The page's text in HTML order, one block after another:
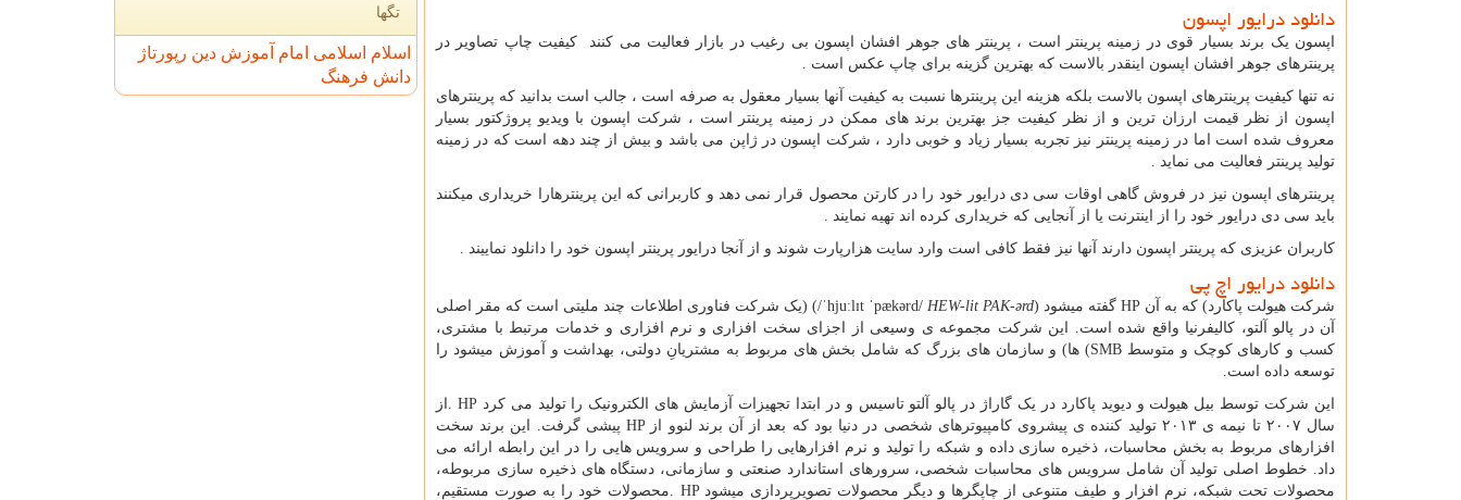
دانلود درایور اپسون
اپسون یک برند بسیار قوی در زمینه پرینتر است ، پرینتر های جوهر افشان اپسون بی رغیب در بازار فعالیت می کنند کیفیت چاپ تصاویر در
پرینترهای جوهر افشان اپسون اینقدر بالاست که بهترین گزینه برای چاپ عکس است .
نه تنها کیفیت پرینترهای اپسون بالاست بلکه هزینه این پرینترها نسبت به کیفیت آنها بسیار معقول به صرفه است ، جالب است بدانید که پرینترهای
اپسون از نظر قیمت ارزان ترین و از نظر کیفیت جز بهترین برند های ممکن در زمینه پرینتر است ، شرکت اپسون با ویدیو پروژکتور بسیار
معروف شده است اما در زمینه پرینتر نیز تجربه بسیار زیاد و خوبی دارد ، شرکت اپسون در ژاپن می باشد و بیش از چند دهه است که در زمینه
تولید پرینتر فعالیت می نماید .
پرینترهای اپسون نیز در فروش گاهی اوقات سی دی درایور خود را در کارتن محصول قرار نمی دهد و کاربرانی که این پرینترهارا خریداری میکنند
باید سی دی درایور خود را از اینترنت یا از آنجایی که خریداری کرده اند تهیه نمایند .
کاربران عزیزی که پرینتر اپسون دارند آنها نیز فقط کافی است وارد سایت هزارپارت شوند و از آنجا درایور پرینتر اپسون خود را دانلود نماییند .
دانلود درایور اچ پی
شرکت هیولت پاکارد(که به آن HP گفته میشود ) (/ˈhjuːlɪt ˈpækərd/HEW-lit PAK-ərd)
یک شرکت فناوری اطلاعات چند ملیتی است که مقر اصلی
آن در پالو آلتو، کالیفرنیا واقع شده است. این شرکت مجموعه ی وسیعی از اجزای سخت افزاری و نرم افزاری و خدمات مرتبط با مشتری،
کسب و کارهای کوچک و متوسط (SMB ها) و سازمان های بزرگ که شامل بخش های مربوط به مشتریانِ دولتی، بهداشت و آموزش میشود را
توسعه داده است.
این شرکت توسط بیل هیولت و دیوید پاکارد در یک گاراژ در پالو آلتو تاسیس و در ابتدا تجهیزات آزمایش های الکترونیک را تولید می کرد . HP از
سال ۲۰۰۷ تا نیمه ی ۲۰۱۳ تولید کننده ی پیشروی کامپیوترهای شخصی در دنیا بود که بعد از آن برند لنوو از
HP پیشی گرفت. این برند سخت
افزارهای مربوط به بخش محاسبات، ذخیره سازی داده و شبکه را تولید و نرم افزارهایی را طراحی و سرویس هایی را در این رابطه ارائه می
داد. خطوط اصلی تولید آن شامل سرویس های محاسبات شخصی، سرورهای استاندارد صنعتی و سازمانی، دستگاه های ذخیره سازی مربوطه،
محصولات تحت شبکه، نرم افزار و طیف متنوعی از چاپگرها و دیگر محصولات تصویرپردازی میشود . HPمحصولات خود را به صورت مستقیم،
تگها
اسلام اسلامی امام آموزش دین رپورتاژ
دانش فرهنگ